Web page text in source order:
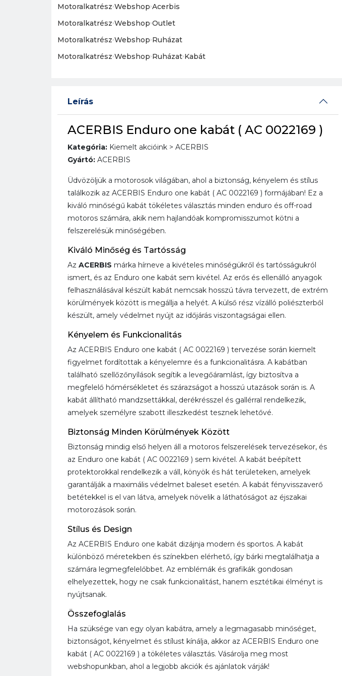
Motoralkatrész›Webshop›Acerbis
Motoralkatrész›Webshop›Outlet
Motoralkatrész›Webshop›Ruházat
Motoralkatrész›Webshop›Ruházat›Kabát
Leírás
ACERBIS Enduro one kabát ( AC 0022169 )
Kategória: Kiemelt akcióink > ACERBIS
Gyártó: ACERBIS
Üdvözöljük a motorosok világában, ahol a biztonság, kényelem és stílus
találkozik az ACERBIS Enduro one kabát ( AC 0022169 ) formájában! Ez a
kiváló minőségű kabát tökéletes választás minden enduro és off-road
motoros számára, akik nem hajlandóak kompromisszumot kötni a
felszerelésük minőségében.
Kiváló Minőség és Tartósság
Az ACERBIS márka hírneve a kivételes minőségükről és tartósságukról
ismert, és az Enduro one kabát sem kivétel. Az erős és ellenálló anyagok
felhasználásával készült kabát nemcsak hosszú távra tervezett, de extrém
körülmények között is megállja a helyét. A külső rész vízálló poliészterből
készült, amely védelmet nyújt az időjárás viszontagságai ellen.
Kényelem és Funkcionalitás
Az ACERBIS Enduro one kabát ( AC 0022169 ) tervezése során kiemelt
figyelmet fordítottak a kényelemre és a funkcionalitásra. A kabátban
található szellőzőnyílások segítik a levegőáramlást, így biztosítva a
megfelelő hőmérsékletet és szárazságot a hosszú utazások során is. A
kabát állítható mandzsettákkal, derékrésszel és gallérral rendelkezik,
amelyek személyre szabott illeszkedést tesznek lehetővé.
Biztonság Minden Körülmények Között
Biztonság mindig első helyen áll a motoros felszerelések tervezésekor, és
az Enduro one kabát ( AC 0022169 ) sem kivétel. A kabát beépített
protektorokkal rendelkezik a váll, könyök és hát területeken, amelyek
garantálják a maximális védelmet baleset esetén. A kabát fényvisszaverő
betétekkel is el van látva, amelyek növelik a láthatóságot az éjszakai
motorozások során.
Stílus és Design
Az ACERBIS Enduro one kabát dizájnja modern és sportos. A kabát
különböző méretekben és színekben elérhető, így bárki megtalálhatja a
számára legmegfelelőbbet. Az emblémák és grafikák gondosan
elhelyezettek, hogy ne csak funkcionalitást, hanem esztétikai élményt is
nyújtsanak.
Összefoglalás
Ha szüksége van egy olyan kabátra, amely a legmagasabb minőséget,
biztonságot, kényelmet és stílust kínálja, akkor az ACERBIS Enduro one
kabát ( AC 0022169 ) a tökéletes választás. Vásárolja meg most
webshopunkban, ahol a legjobb akciók és ajánlatok várják!